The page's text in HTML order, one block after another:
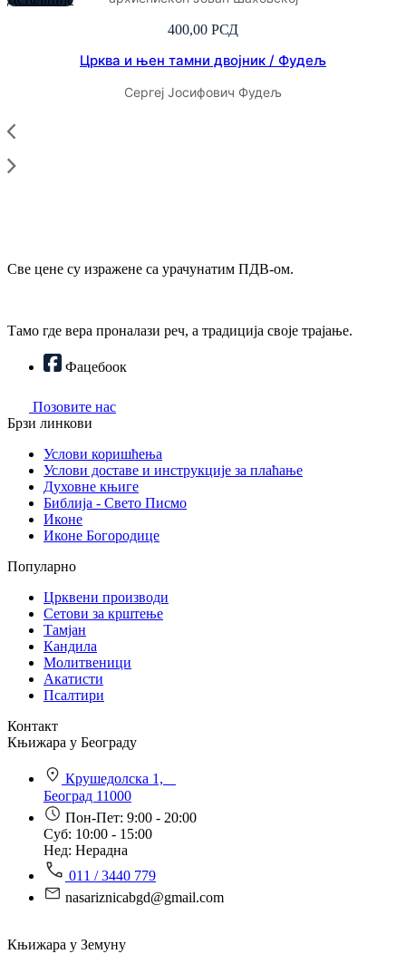
400,00 РСД
Црква и њен тамни двојник / Фудељ
Сергеј Јосифович Фудељ
Све цене су изражене са урачунатим ПДВ-ом.
Тамо где вера проналази реч, а традиција своје трајање.
Фацебоок
Позовите нас
Брзи линкови
Услови коришћења
Услови доставе и инструкције за плаћање
Духовне књиге
Библија - Свето Писмо
Иконе
Иконе Богородице
Популарно
Црквени производи
Сетови за крштење
Тамјан
Кандила
Молитвеници
Акатисти
Псалтири
Контакт
Књижара у Београду
Крушедолска 1,
Београд 11000
Пон-Пет: 9:00 - 20:00
Суб: 10:00 - 15:00
Нед: Нерадна
011 / 3440 779
nasariznicabgd@gmail.com
Књижара у Земуну